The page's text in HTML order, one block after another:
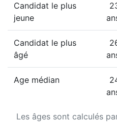
Les âges sont calculés
Candidat le plus
jeune
Candidat le plus
âgé
Age médian